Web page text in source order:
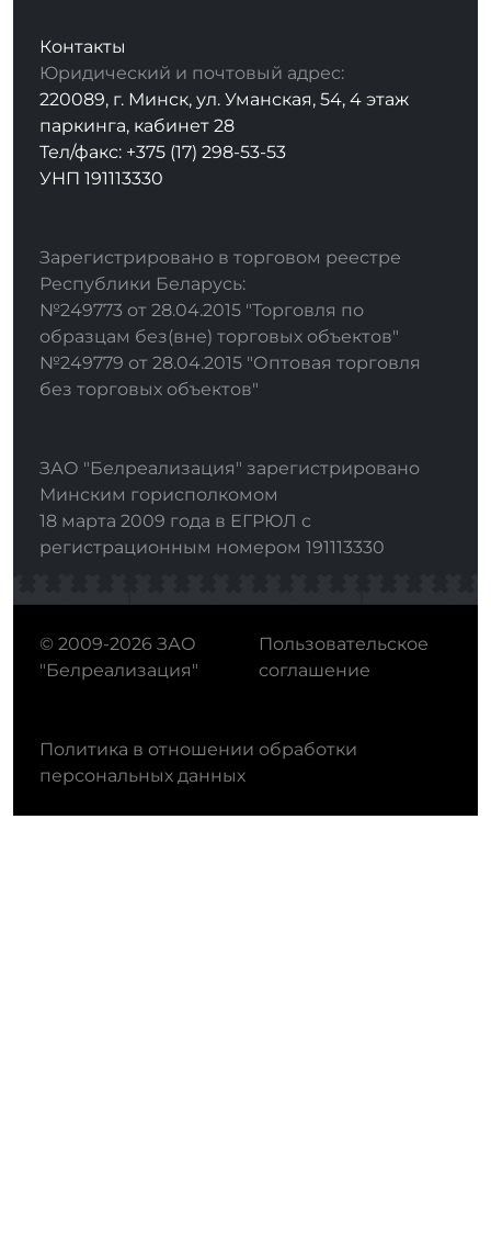
Контакты
Юридический и почтовый адрес:
220089, г. Минск, ул. Уманская, 54, 4 этаж
паркинга, кабинет 28
Тел/факс: +375 (17) 298-53-53
УНП 191113330
Зарегистрировано в торговом реестре
Республики Беларусь:
№249773 от 28.04.2015 "Торговля по
образцам без(вне) торговых объектов"
№249779 от 28.04.2015 "Оптовая торговля
без торговых объектов"
ЗАО "Белреализация" зарегистрировано
Минским горисполкомом
18 марта 2009 года в ЕГРЮЛ с
регистрационным номером 191113330
© 2009-2026 ЗАО
"Белреализация"
Пользовательское
соглашение
Политика в отношении обработки
персональных данных